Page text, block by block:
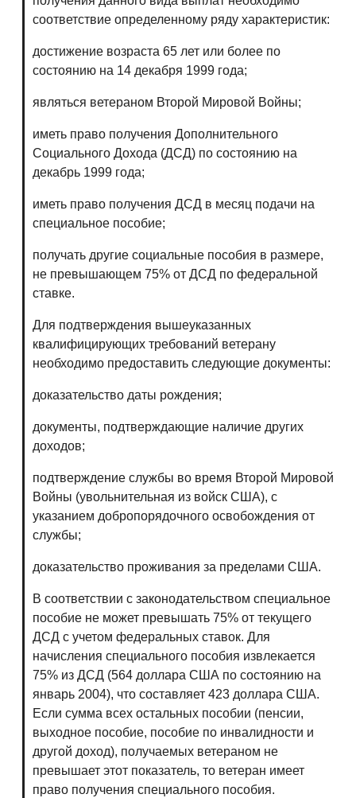
соответствие определенному ряду характеристик:
достижение возраста 65 лет или более по
состоянию на 14 декабря 1999 года;
являться ветераном Второй Мировой Войны;
иметь право получения Дополнительного
Социального Дохода (ДСД) по состоянию на
декабрь 1999 года;
иметь право получения ДСД в месяц подачи на
специальное пособие;
получать другие социальные пособия в размере,
не превышающем 75% от ДСД по федеральной
ставке.
Для подтверждения вышеуказанных
квалифицирующих требований ветерану
необходимо предоставить следующие документы:
доказательство даты рождения;
документы, подтверждающие наличие других
доходов;
подтверждение службы во время Второй Мировой
Войны (увольнительная из войск США), с
указанием добропорядочного освобождения от
службы;
доказательство проживания за пределами США.
В соответствии с законодательством специальное
пособие не может превышать 75% от текущего
ДСД с учетом федеральных ставок. Для
начисления специального пособия извлекается
75% из ДСД (564 доллара США по состоянию на
январь 2004), что составляет 423 доллара США.
Если сумма всех остальных пособии (пенсии,
выходное пособие, пособие по инвалидности и
другой доход), получаемых ветераном не
превышает этот показатель, то ветеран имеет
право получения специального пособия.